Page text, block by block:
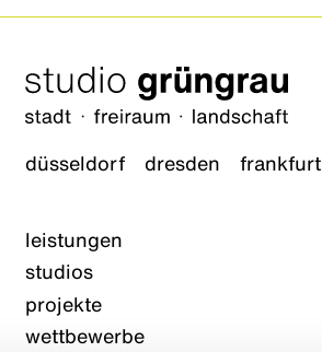
düsseldorf dresden frankfurt
leistungen
studios
projekte
wettbewerbe